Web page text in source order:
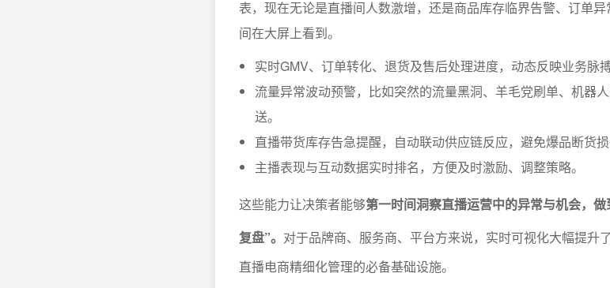
表，现在无论是直播间人数激增，还是商品库存临界告警、订单
间在大屏上看到。
实时GMV、订单转化、退货及售后处理进度，动态反映业务脉搏
流量异常波动预警，比如突然的流量黑洞、羊毛党刷单、机器
送。
直播带货库存告急提醒，自动联动供应链反应，避免爆品断货损
主播表现与互动数据实时排名，方便及时激励、调整策略。
这些能力让决策者能够第一时间洞察直播运营中的异常与机会，
复盘”。 对于品牌商、服务商、平台方来说，实时可视化大幅提升
直播电商精细化管理的必备基础设施。